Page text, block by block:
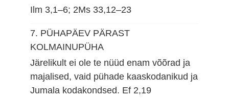
Ilm 3,1–6; 2Ms 33,12–23
7. PÜHAPÄEV PÄRAST
KOLMAINUPÜHA
Järelikult ei ole te nüüd enam võõrad ja
majalised, vaid pühade kaaskodanikud ja
Jumala kodakondsed. Ef 2,19